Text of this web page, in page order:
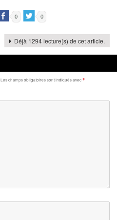
0 0
Déjà 1294 lecture(s) de cet article.
Les champs obligatoires sont indiqués avec *